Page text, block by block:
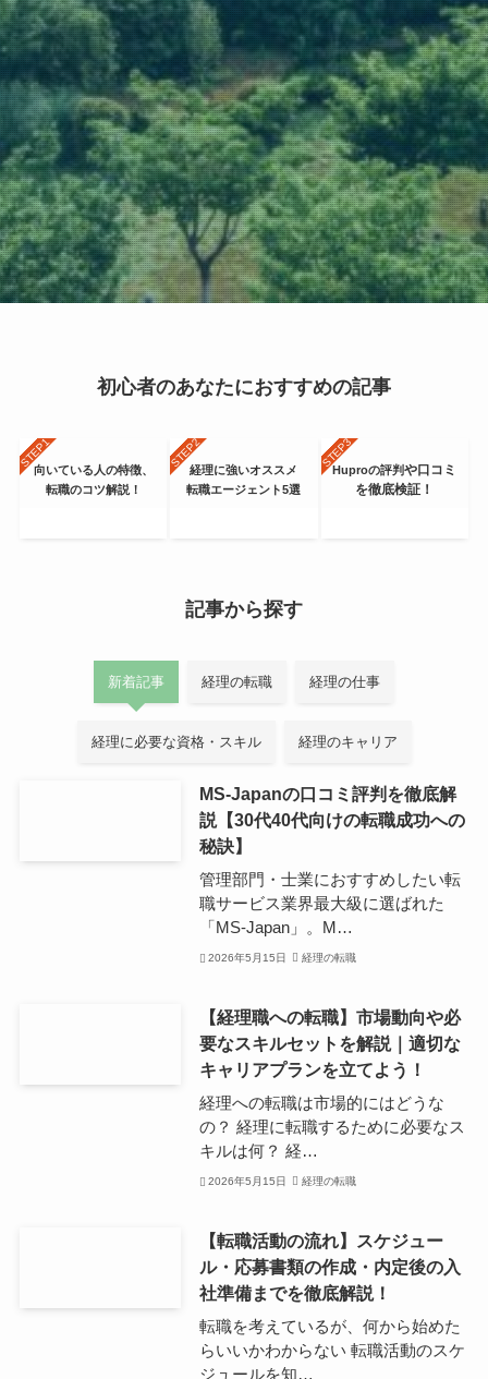
初心者のあなたにおすすめの記事
向いている人の特徴、
転職のコツ解説！
経理に強いオススメ
転職エージェント5選
Huproの評判や口コミ
を徹底検証！
記事から探す
新着記事 経理の転職 経理の仕事
経理に必要な資格・スキル 経理のキャリア
MS-Japanの口コミ評判を徹底解
説【30代40代向けの転職成功への
秘訣】
管理部門・士業におすすめしたい転
職サービス業界最大級に選ばれた
「MS-Japan」。M…
2026年5月15日 経理の転職
【経理職への転職】市場動向や必
要なスキルセットを解説｜適切な
キャリアプランを立てよう！
経理への転職は市場的にはどうな
の？ 経理に転職するために必要なス
キルは何？ 経…
2026年5月15日 経理の転職
【転職活動の流れ】スケジュー
ル・応募書類の作成・内定後の入
社準備までを徹底解説！
転職を考えているが、何から始めた
らいいかわからない 転職活動のスケ
ジュールを知…